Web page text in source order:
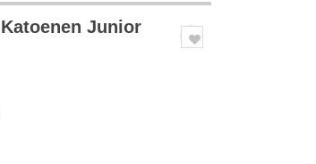
Junior